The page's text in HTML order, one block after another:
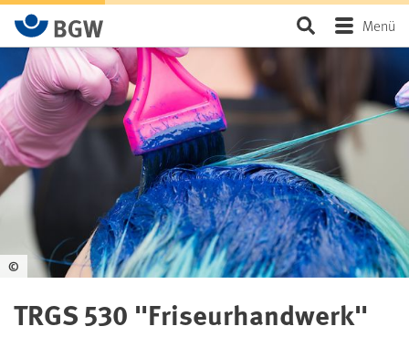
Zum Hauptinhalt springen SeiteMenü
©
TRGS 530 "Friseurhandwerk"